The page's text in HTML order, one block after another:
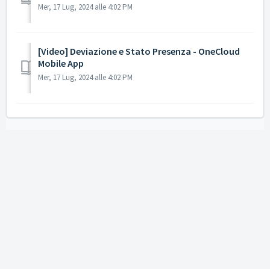
Mer, 17 Lug, 2024 alle 4:02 PM
[Video] Deviazione e Stato Presenza - OneCloud
Mobile App
Mer, 17 Lug, 2024 alle 4:02 PM